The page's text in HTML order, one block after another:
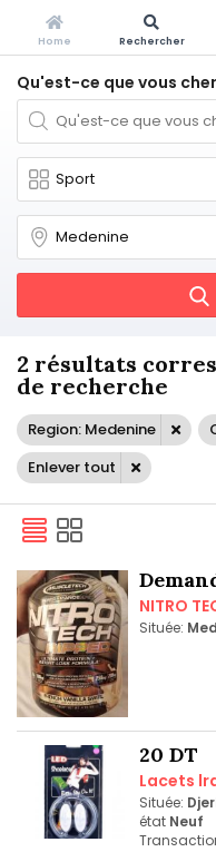
Qu'est-ce que vous
2 résultats
de recherche
Region: Medenine
Enlever tout
NITRO
Située:
20 DT
Lacets
Située:
état Neuf
Home Rechercher